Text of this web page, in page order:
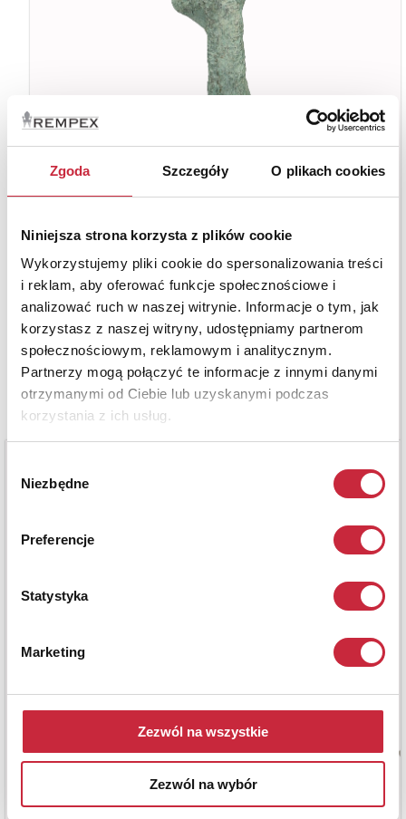
Zgoda Szczegóły O plikach cookies
Niniejsza strona korzysta z plików cookie
Wykorzystujemy pliki cookie do spersonalizowania treści
i reklam, aby oferować funkcje społecznościowe i
analizować ruch w naszej witrynie. Informacje o tym, jak
korzystasz z naszej witryny, udostępniamy partnerom
społecznościowym, reklamowym i analitycznym.
Partnerzy mogą połączyć te informacje z innymi danymi
otrzymanymi od Ciebie lub uzyskanymi podczas
korzystania z ich usług.
zgody
Niezbędne
Preferencje
Statystyka
Marketing
Zezwól na wszystkie
Zezwól na wybór